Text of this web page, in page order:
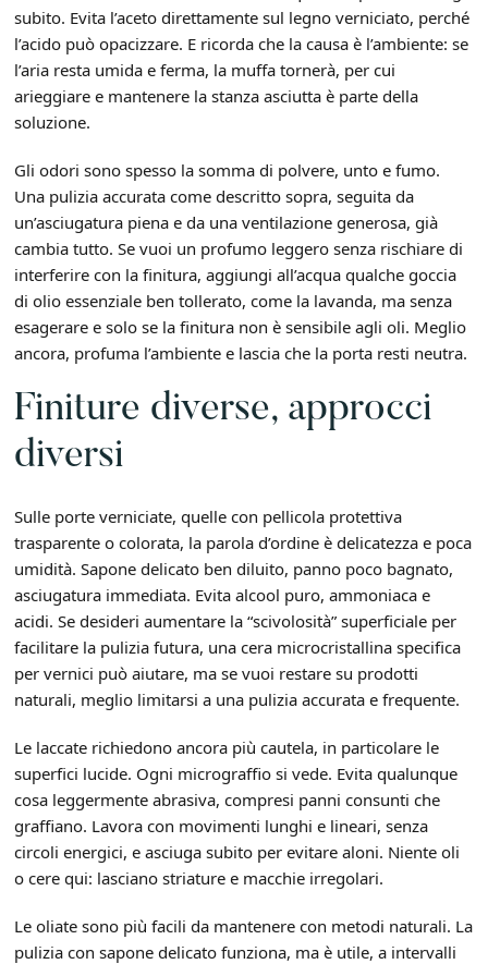
subito. Evita l’aceto direttamente sul legno verniciato, perché
l’acido può opacizzare. E ricorda che la causa è l’ambiente: se
l’aria resta umida e ferma, la muffa tornerà, per cui
arieggiare e mantenere la stanza asciutta è parte della
soluzione.
Gli odori sono spesso la somma di polvere, unto e fumo.
Una pulizia accurata come descritto sopra, seguita da
un’asciugatura piena e da una ventilazione generosa, già
cambia tutto. Se vuoi un profumo leggero senza rischiare di
interferire con la finitura, aggiungi all’acqua qualche goccia
di olio essenziale ben tollerato, come la lavanda, ma senza
esagerare e solo se la finitura non è sensibile agli oli. Meglio
ancora, profuma l’ambiente e lascia che la porta resti neutra.
Finiture diverse, approcci
diversi
Sulle porte verniciate, quelle con pellicola protettiva
trasparente o colorata, la parola d’ordine è delicatezza e poca
umidità. Sapone delicato ben diluito, panno poco bagnato,
asciugatura immediata. Evita alcool puro, ammoniaca e
acidi. Se desideri aumentare la “scivolosità” superficiale per
facilitare la pulizia futura, una cera microcristallina specifica
per vernici può aiutare, ma se vuoi restare su prodotti
naturali, meglio limitarsi a una pulizia accurata e frequente.
Le laccate richiedono ancora più cautela, in particolare le
superfici lucide. Ogni micrograffio si vede. Evita qualunque
cosa leggermente abrasiva, compresi panni consunti che
graffiano. Lavora con movimenti lunghi e lineari, senza
circoli energici, e asciuga subito per evitare aloni. Niente oli
o cere qui: lasciano striature e macchie irregolari.
Le oliate sono più facili da mantenere con metodi naturali. La
pulizia con sapone delicato funziona, ma è utile, a intervalli